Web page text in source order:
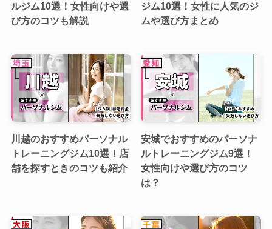
ルジム10選！女性向けや選
び方のコツも解説
ジム10選！女性に人気のジ
ムや選び方まとめ
川越のおすすめパーソナル
トレーニングジム10選！店
舗を探すときのコツも紹介
安城でおすすめのパーソナ
ルトレーニングジム9選！
女性向けや選び方のコツ
は？